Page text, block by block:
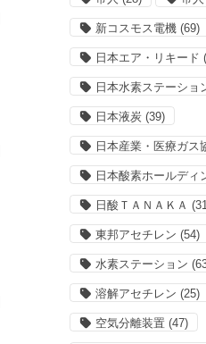
新コスモス電機 (69)
日本エア・リキード
日本水素ステーショ
日本液炭 (39)
日本産業・医療ガス
日本酸素ホールディ
日酸ＴＡＮＡＫＡ
東邦アセチレン (54)
水素ステーション
溶解アセチレン (25)
空気分離装置 (47)